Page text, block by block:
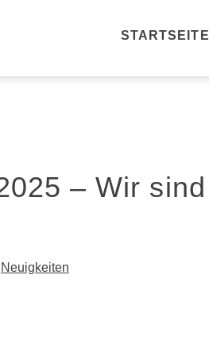
STARTSEITE
– Wir sind
Neuigkeiten